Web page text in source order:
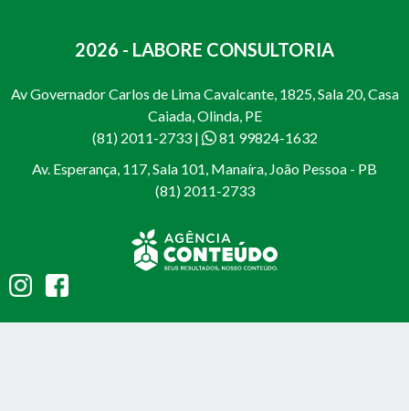
2026 - LABORE CONSULTORIA
Av Governador Carlos de Lima Cavalcante, 1825, Sala 20, Casa
Caiada, Olinda, PE
(81) 2011-2733|
81 99824-1632
Av. Esperança, 117, Sala 101, Manaíra, João Pessoa - PB
(81) 2011-2733